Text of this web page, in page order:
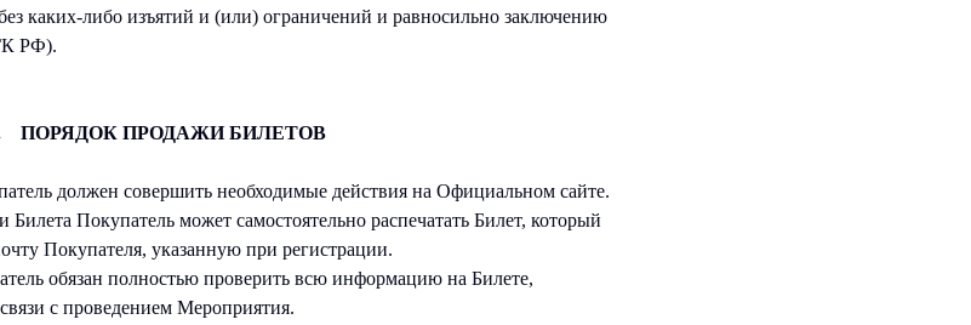
каких-либо изъятий и (или) ограничений и равносильно заключению
РФ).
ПОРЯДОК ПРОДАЖИ БИЛЕТОВ
должен совершить необходимые действия на Официальном сайте.
Покупатель может самостоятельно распечатать Билет, который
Покупателя, указанную при регистрации.
обязан полностью проверить всю информацию на Билете,
с проведением Мероприятия.